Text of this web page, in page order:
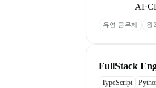
유연 근무제 원
FullStack
TypeScript